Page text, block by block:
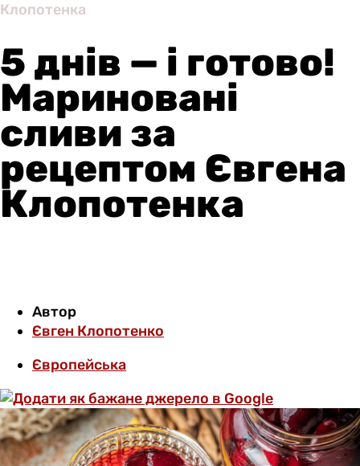
Клопотенка
5 днів — і готово!
Мариновані
сливи за
рецептом Євгена
Клопотенка
Автор
Євген Клопотенко
Європейська